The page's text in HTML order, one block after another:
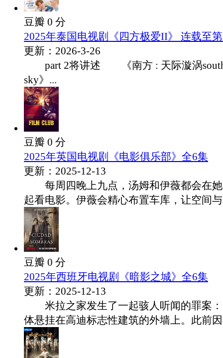
豆瓣 0 分
2025年泰国电视剧《四方极爱II》 连载至
更新：2026-3-26
part 2将讲述 《南方 : 天际漩涡south:
sky》...
豆瓣 0 分
2025年英国电视剧《电影俱乐部》全6集
更新：2025-12-13
每周四晚上九点，汤姆和伊薇都会在她
起看电影。伊薇会精心布置车库，让空间
豆瓣 0 分
2025年西班牙电视剧《暗影之城》全6集
更新：2025-12-13
米拉之家发生了一起骇人听闻的罪案：
体悬挂在高迪标志性建筑的外墙上。此前